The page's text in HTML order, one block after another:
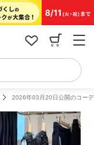
2026年03月20日公開のコーデ